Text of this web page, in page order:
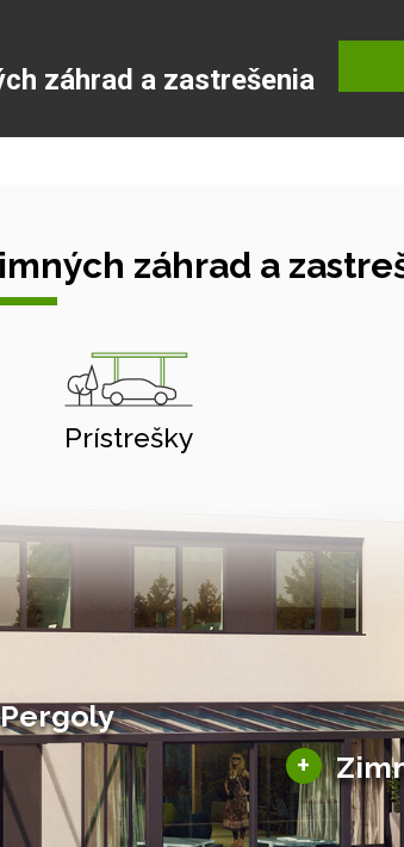
záhrad a zastrešenia
záhrad a
Prístrešky
Pergoly
pergoly
pergoly
a zastrešenie
pergoly
+
Sezónne
Hliníkové
Posuvné